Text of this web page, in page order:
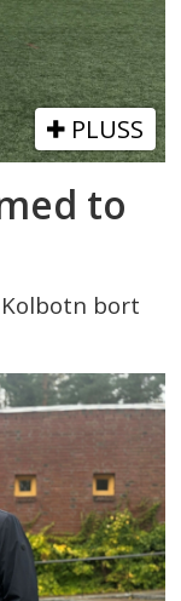
PLUSS
to
Kolbotn bort